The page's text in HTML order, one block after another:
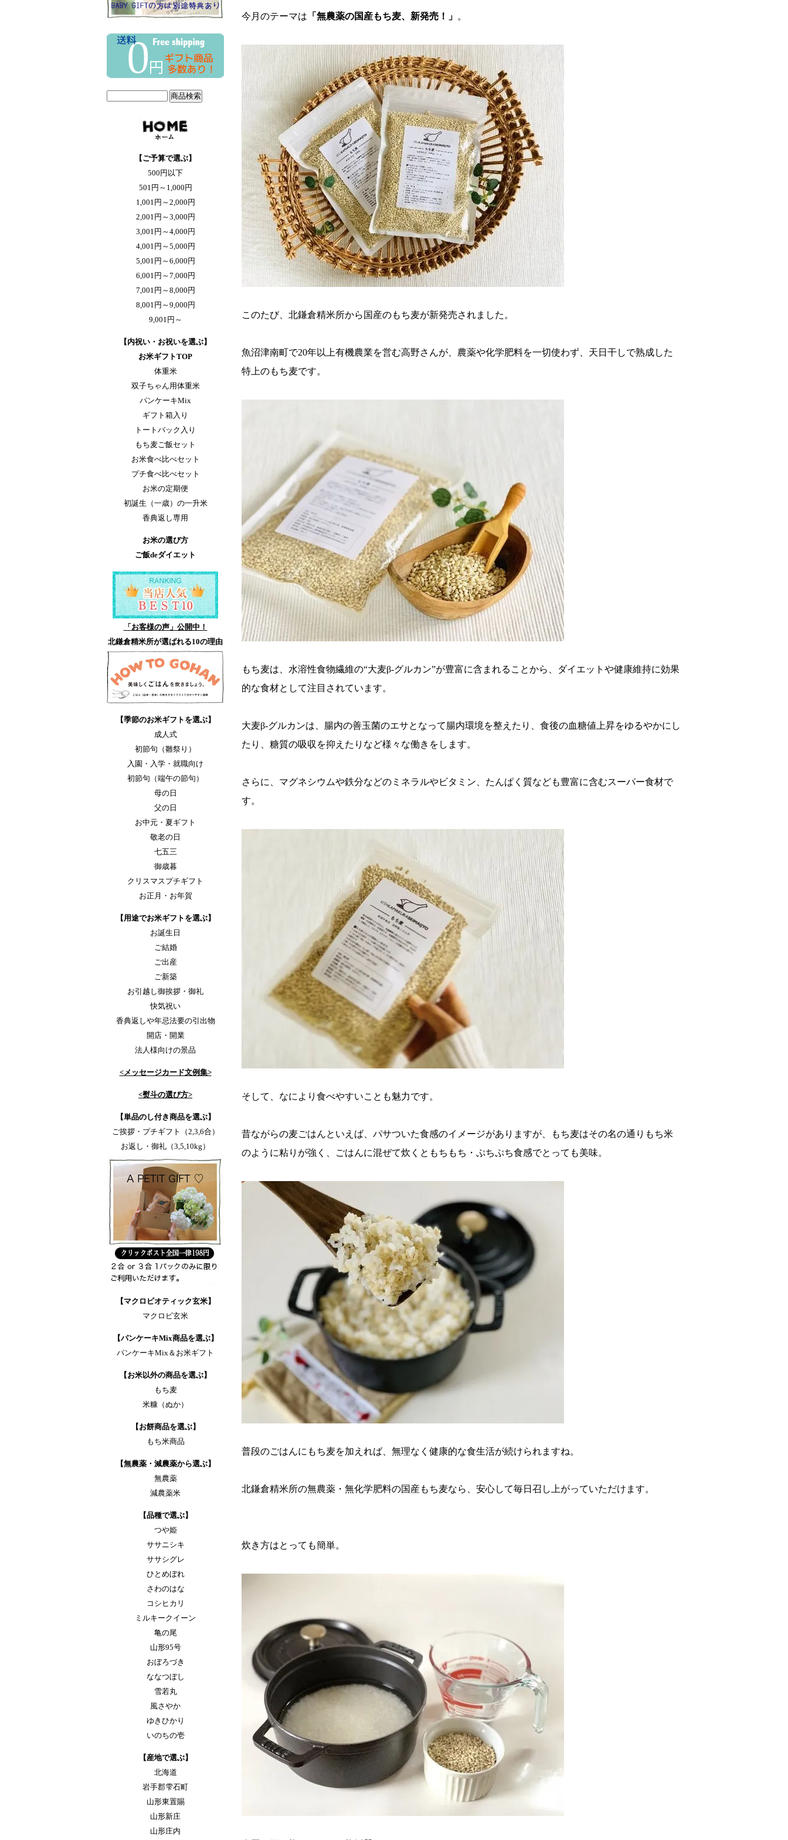
【ご予算で選ぶ】
500円以下
501円～1,000円
1,001円～2,000円
2,001円～3,000円
3,001円～4,000円
4,001円～5,000円
5,001円～6,000円
6,001円～7,000円
7,001円～8,000円
8,001円～9,000円
9,001円～
【内祝い・お祝いを選ぶ】
お米ギフトTOP
体重米
双子ちゃん用体重米
パンケーキMix
ギフト箱入り
トートバック入り
もち麦ご飯セット
お米食べ比べセット
プチ食べ比べセット
お米の定期便
初誕生（一歳）の一升米
香典返し専用
お米の選び方
ご飯deダイエット
「お客様の声」公開中！
北鎌倉精米所が選ばれる10の理由
【季節のお米ギフトを選ぶ】
成人式
初節句（雛祭り）
入園・入学・就職向け
初節句（端午の節句）
母の日
父の日
お中元・夏ギフト
敬老の日
七五三
御歳暮
クリスマスプチギフト
お正月・お年賀
【用途でお米ギフトを選ぶ】
お誕生日
ご結婚
ご出産
ご新築
お引越し御挨拶・御礼
快気祝い
香典返しや年忌法要の引出物
開店・開業
法人様向けの景品
<メッセージカード文例集>
<熨斗の選び方>
【単品のし付き商品を選ぶ】
ご挨拶・プチギフト（2,3,6合）
お返し・御礼（3,5,10kg）
【マクロビオティック玄米】
マクロビ玄米
【パンケーキMix商品を選ぶ】
パンケーキMix＆お米ギフト
【お米以外の商品を選ぶ】
もち麦
米糠（ぬか）
【お餅商品を選ぶ】
もち米商品
【無農薬・減農薬から選ぶ】
無農薬
減農薬米
【品種で選ぶ】
つや姫
ササニシキ
ササシグレ
ひとめぼれ
さわのはな
コシヒカリ
ミルキークイーン
亀の尾
山形95号
おぼろづき
ななつぼし
雪若丸
風さやか
ゆきひかり
いのちの壱
【産地で選ぶ】
北海道
岩手郡雫石町
山形東置賜
山形新庄
山形庄内
今月のテーマは 「無農薬の国産もち麦、新発売！」 。
このたび、北鎌倉精米所から国産のもち麦が新発売されました。
魚沼津南町で20年以上有機農業を営む高野さんが、農薬や化学肥料を一切使わず、天日干しで熟成した
特上のもち麦です。
もち麦は、水溶性食物繊維の“大麦β-グルカン”が豊富に含まれることから、ダイエットや健康維持に効果
的な食材として注目されています。
大麦β-グルカンは、腸内の善玉菌のエサとなって腸内環境を整えたり、食後の血糖値上昇をゆるやかにし
たり、糖質の吸収を抑えたりなど様々な働きをします。
さらに、マグネシウムや鉄分などのミネラルやビタミン、たんぱく質なども豊富に含むスーパー食材で
す。
そして、なにより食べやすいことも魅力です。
昔ながらの麦ごはんといえば、パサついた食感のイメージがありますが、もち麦はその名の通りもち米
のように粘りが強く、ごはんに混ぜて炊くともちもち・ぷちぷち食感でとっても美味。
普段のごはんにもち麦を加えれば、無理なく健康的な食生活が続けられますね。
北鎌倉精米所の無農薬・無化学肥料の国産もち麦なら、安心して毎日召し上がっていただけます。
炊き方はとっても簡単。